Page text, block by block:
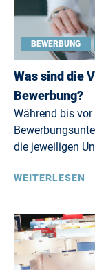
BEWERBUNG
Was sind die
Bewerbung?
Während bis
die jeweiligen
WEITERLESEN